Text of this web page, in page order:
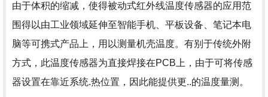
由于体积的缩减，使得被动式红外线温度传感器的应用范
围得以由工业领域延伸至智能手机、平板设备、笔记本电
脑等可携式产品上，用以测量机壳温度。有别于传统外附
方式，此温度传感器为直接焊接在PCB上，由于可将传感
器设置在靠近系统.热位置，因此能提供更..的温度量测。